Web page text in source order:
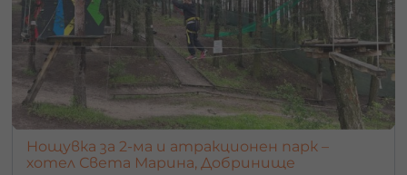
Нощувка за 2-ма и атракционен парк –
хотел Света Марина, Добринище